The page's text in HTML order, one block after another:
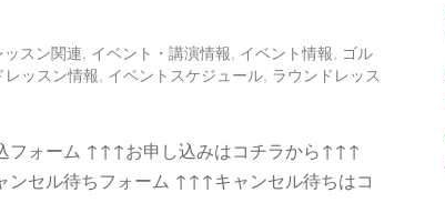
ッスン関連, イベント・講演情報, イベント情報, ゴル
レッスン情報, イベントスケジュール, ラウンドレッス
フォーム ↑↑↑お申し込みはコチラから↑↑↑
ンセル待ちフォーム ↑↑↑キャンセル待ちはコ